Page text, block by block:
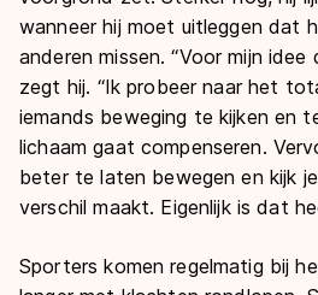
wanneer hij moet uitleggen dat
anderen missen. “Voor mijn idee
zegt hij. “Ik probeer naar het
iemands beweging te kijken en
lichaam gaat compenseren.
beter te laten bewegen en kijk
verschil maakt. Eigenlijk is dat
Sporters komen regelmatig bij